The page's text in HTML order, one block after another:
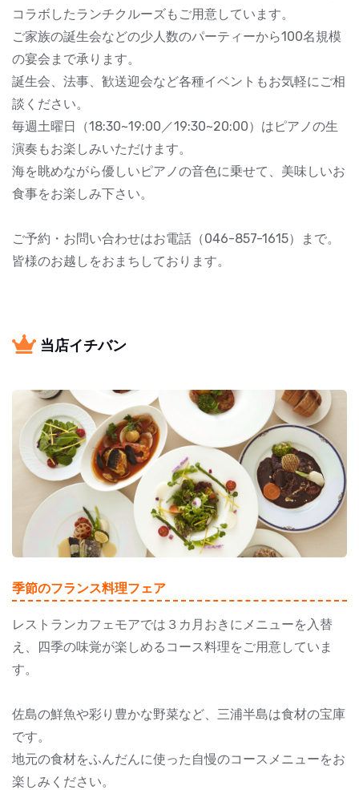
コラボしたランチクルーズもご用意しています。
ご家族の誕生会などの少人数のパーティーから100名規模
の宴会まで承ります。
誕生会、法事、歓送迎会など各種イベントもお気軽にご相
談ください。
毎週土曜日（18:30~19:00／19:30~20:00）はピアノの生
演奏もお楽しみいただけます。
海を眺めながら優しいピアノの音色に乗せて、美味しいお
食事をお楽しみ下さい。
ご予約・お問い合わせはお電話（046-857-1615）まで。
皆様のお越しをおまちしております。
当店イチバン
季節のフランス料理フェア
レストランカフェモアでは３カ月おきにメニューを入替
え、四季の味覚が楽しめるコース料理をご用意していま
す。
佐島の鮮魚や彩り豊かな野菜など、三浦半島は食材の宝庫
です。
地元の食材をふんだんに使った自慢のコースメニューをお
楽しみください。